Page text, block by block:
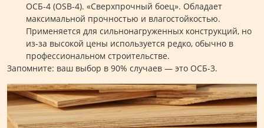
ОСБ-4 (OSB-4). «Сверхпрочный боец». Обладает
максимальной прочностью и влагостойкостью.
Применяется для сильнонагруженных конструкций, но
из-за высокой цены используется редко, обычно в
профессиональном строительстве.
Запомните: ваш выбор в 90% случаев — это ОСБ-3.